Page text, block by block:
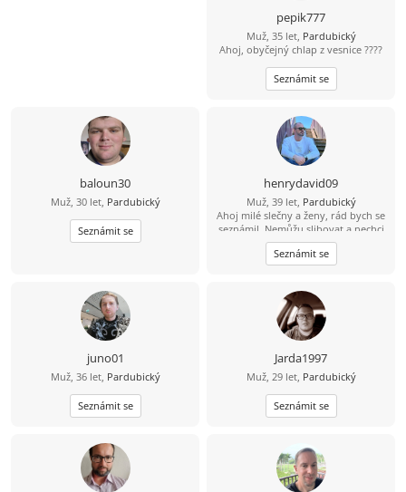
pepik777
Muž, 35 let, Pardubický
Ahoj, obyčejný chlap z vesnice ????
Seznámit se
baloun30
Muž, 30 let, Pardubický
Seznámit se
henrydavid09
Muž, 39 let, Pardubický
Ahoj milé slečny a ženy, rád bych se
seznámil. Nemůžu slibovat a nechci
hory doly a modré z nebes. To, jaký
vztah se časem vyvine, ukáže až
osobní schůzka a čas. Jsem
možná o něco víc, než je normální.
Rád jezdím a trávím čas u vody,
paddleboard mám v oblibě atd.
Mám rád procházky, výlety autem,
případně bych rád někdy i
zakempoval a podle možností
přenocoval v přírodě v autě. Mám
rád hudbu, ta mi dává energii. Z
filmů mě baví sci-fi, fantasy,
dobrodružné a podle skutečné
hororů, ty mě nebaví. Pokud máš
další otázky a chtěla by ses seznámit,
budu rád. Zatím ahoj .
Seznámit se
juno01
Muž, 36 let, Pardubický
Seznámit se
Jarda1997
Muž, 29 let, Pardubický
Seznámit se